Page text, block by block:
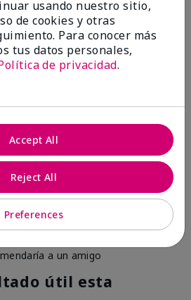
workers
as a Christmas gift by
that wanted to do
hands were so dry, I have used
look and feel so much
a un amigo
útil esta
usando nuestro sitio,
de cookies y otras
Para conocer más
tus datos personales,
de privacidad.
Preferences
Reject All
Accept All